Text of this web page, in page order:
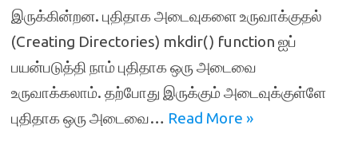
இருக்கின்றன. புதிதாக அடைவுகளை உருவாக்குதல்
(Creating Directories) mkdir() function ஐப்
பயன்படுத்தி நாம் புதிதாக ஒரு அடைவை
உருவாக்கலாம். தற்போது இருக்கும் அடைவுக்குள்ளே
புதிதாக ஒரு அடைவை… Read More »